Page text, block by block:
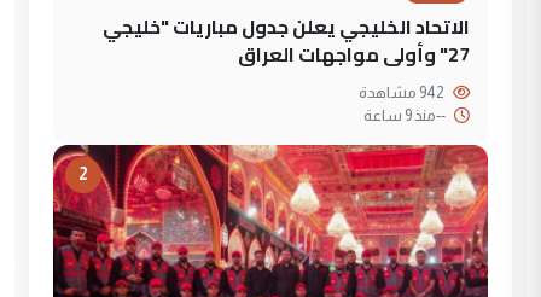
الاتحاد الخليجي يعلن جدول مباريات "خليجي
27" وأولى مواجهات العراق
--منذ 9 ساعة
2